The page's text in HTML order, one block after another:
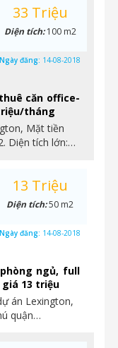
căn office-
tháng
Mặt tiền
Diện tích lớn:…
33 Triệu
Diện tích:100 m2
Ngày đăng: 14-08-2018
ngủ, full
13 triệu
án Lexington,
quận…
13 Triệu
Diện tích:50 m2
Ngày đăng: 14-08-2018